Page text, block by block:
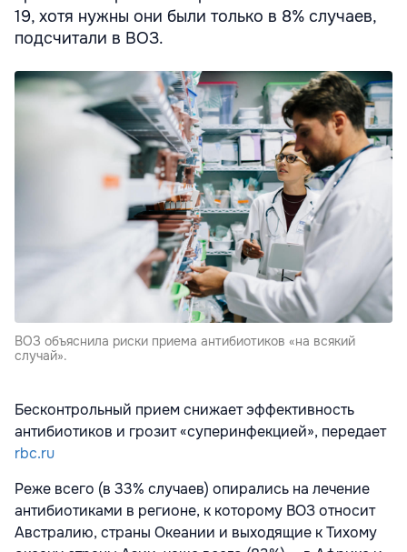
19, хотя нужны они были только в 8% случаев,
подсчитали в ВОЗ.
ВОЗ объяснила риски приема антибиотиков «на всякий
случай».
Бесконтрольный прием снижает эффективность
антибиотиков и грозит «суперинфекцией», передает
rbc.ru
Реже всего (в 33% случаев) опирались на лечение
антибиотиками в регионе, к которому ВОЗ относит
Австралию, страны Океании и выходящие к Тихому